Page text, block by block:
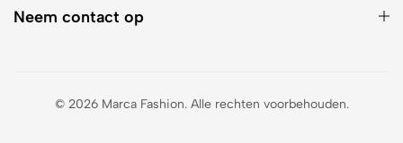
Neem contact op
© 2026 Marca Fashion. Alle rechten voorbehouden.